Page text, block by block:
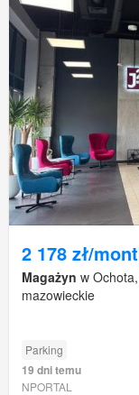
2 178 zł/
Magażyn w
mazowieckie
Parking
19 dni temu
NPORTAL